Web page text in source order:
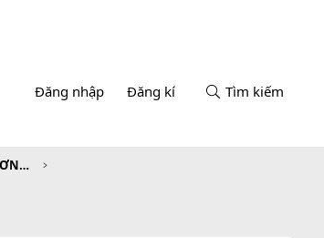
Đăng nhập Đăng kí Tìm kiếm
CHƯƠNG III. PHƯƠNG TRÌNH, HỆ PHƯƠNG TRÌNH